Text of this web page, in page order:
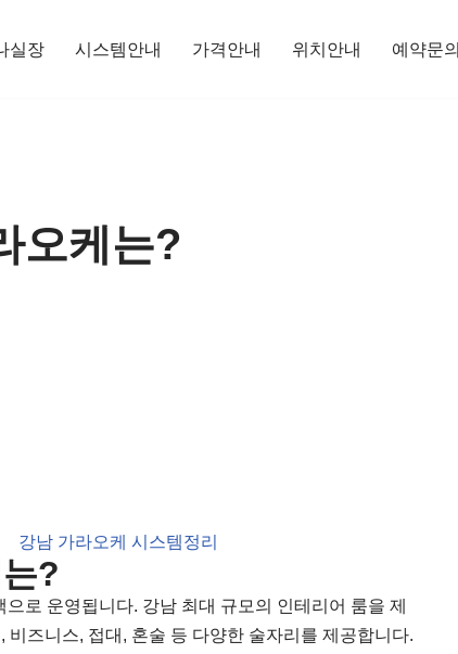
실장 시스템안내 가격안내 위치안내 예약문의
오케는?
?
로 운영됩니다. 강남 최대 규모의 인테리어 룸을 제
즈니스, 접대, 혼술 등 다양한 술자리를 제공합니다.